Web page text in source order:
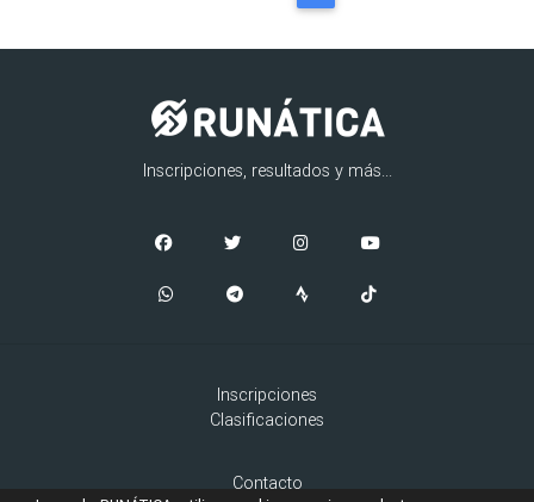
Inscripciones, resultados y más...
Inscripciones
Clasificaciones
Contacto